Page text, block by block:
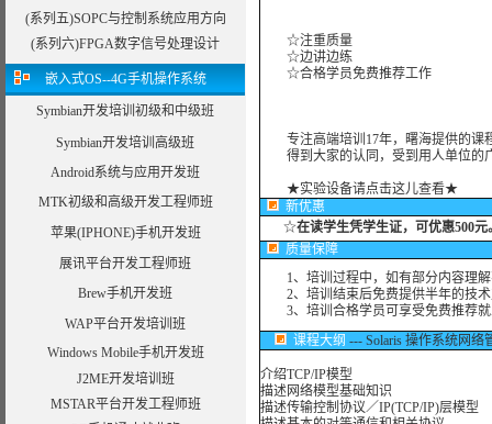
(系列五)SOPC与控制系统应用方向
(系列六)FPGA数字信号处理设计
嵌入式OS--4G手机操作系统
Symbian开发培训初级和中级班
Symbian开发培训高级班
Android系统与应用开发班
MTK初级和高级开发工程师班
苹果(IPHONE)手机开发班
展讯平台开发工程师班
Brew手机开发班
WAP平台开发培训班
Windows Mobile手机开发班
J2ME开发培训班
MSTAR平台开发工程师班
☆注重质量
☆边讲边练
☆合格学员免费推荐工作
专注高端培训17年，曙海提供的课
得到大家的认同，受到用人单位的
★实验设备请点击这儿查看★
新优惠
☆在读学生凭学生证，可优惠500元
质量保障
1、培训过程中，如有部分内容理解
2、培训结束后免费提供半年的技术
3、培训合格学员可享受免费推荐就
课程大纲 --- Solaris 操作系统网络
介绍TCP/IP模型
描述网络模型基础知识
描述传输控制协议／IP(TCP/IP)层模型